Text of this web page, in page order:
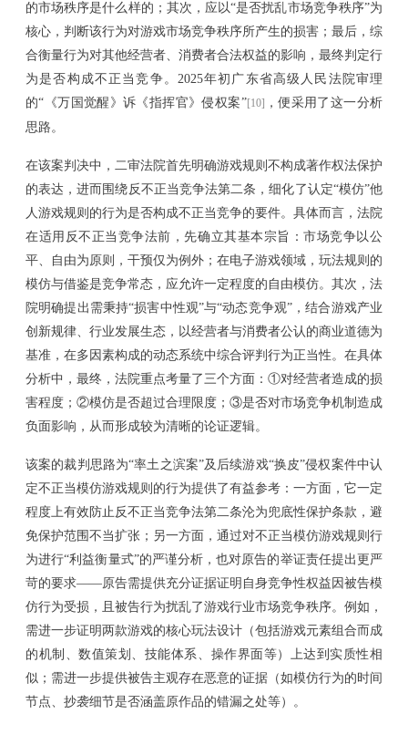
的市场秩序是什么样的；其次，应以“是否扰乱市场竞争秩序”为
核心，判断该行为对游戏市场竞争秩序所产生的损害；最后，综
合衡量行为对其他经营者、消费者合法权益的影响，最终判定行
为是否构成不正当竞争。 2025年初广东省高级人民法院审理
的“《万国觉醒》诉《指挥官》侵权案”[10] ，便采用了这一分析
思路。
在该案判决中，二审法院首先明确游戏规则不构成著作权法保护
的表达，进而围绕反不正当竞争法第二条，细化了认定“模仿”他
人游戏规则的行为是否构成不正当竞争的要件。 具体而言，法院
在适用反不正当竞争法前，先确立其基本宗旨：市场竞争以公
平、自由为原则，干预仅为例外；在电子游戏领域，玩法规则的
模仿与借鉴是竞争常态，应允许一定程度的自由模仿。其次，法
院明确提出需秉持“损害中性观”与“动态竞争观” ，结合游戏产业
创新规律、行业发展生态，以经营者与消费者公认的商业道德为
基准，在多因素构成的动态系统中综合评判行为正当性。 在具体
分析中，最终，法院重点考量了三个方面： ①对经营者造成的损
害程度；②模仿是否超过合理限度；③是否对市场竞争机制造成
负面影响，从而形成较为清晰的论证逻辑。
该案的裁判思路为“率土之滨案”及后续游戏“换皮”侵权案件中认
定不正当模仿游戏规则的行为提供了有益参考：一方面，它一定
程度上有效防止反不正当竞争法第二条沦为兜底性保护条款，避
免保护范围不当扩张；另一方面，通过对不正当模仿游戏规则行
为进行“利益衡量式”的严谨分析，也对原告的举证责任提出更严
苛的要求——原告需提供充分证据证明自身竞争性权益因被告模
仿行为受损，且被告行为扰乱了游戏行业市场竞争秩序。例如，
需进一步证明两款游戏的核心玩法设计（包括游戏元素组合而成
的机制、数值策划、技能体系、操作界面等）上达到实质性相
似；需进一步提供被告主观存在恶意的证据（如模仿行为的时间
节点、抄袭细节是否涵盖原作品的错漏之处等）。